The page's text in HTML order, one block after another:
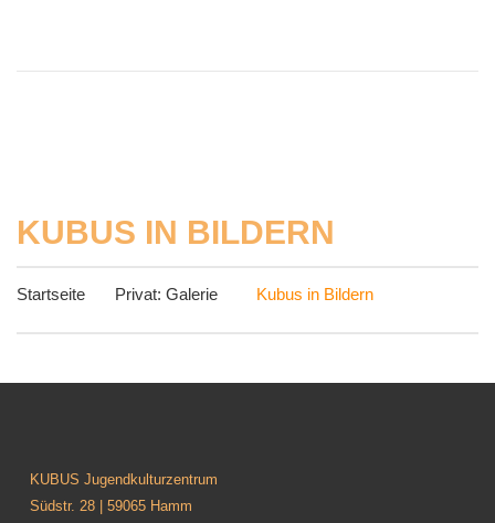
KUBUS IN BILDERN
Startseite Privat: Galerie Kubus in Bildern
KUBUS Jugendkulturzentrum
Südstr. 28 | 59065 Hamm